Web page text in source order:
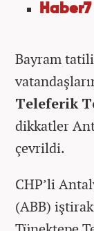
Bayram
Teleferik
dikkatler
çevrildi.
CHP’li
(ABB)